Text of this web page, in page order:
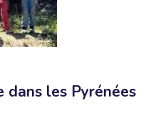
dans les Pyrénées